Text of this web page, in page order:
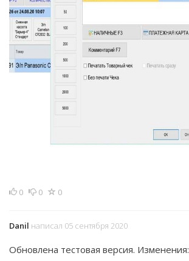
0 0 0
Danil написал 05 сентября 2020
Обновлена тестовая версия. Изменения: